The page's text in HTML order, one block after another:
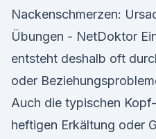
Nackenschmerzen:
Übungen - NetDoktor
entsteht deshalb oft
oder
Auch die typischen
heftigen Erkältung oder